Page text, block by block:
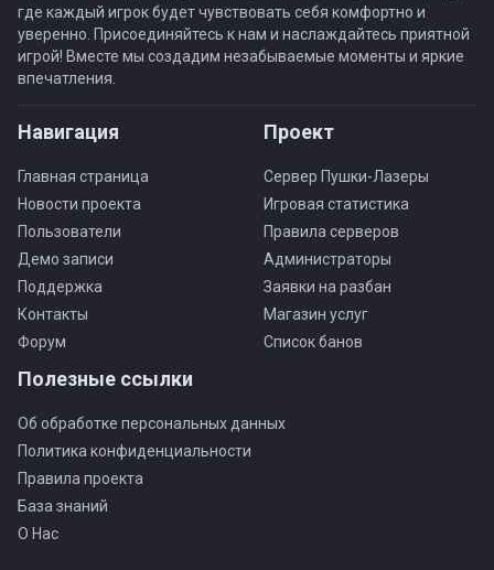
где каждый игрок будет чувствовать себя комфортно и
уверенно. Присоединяйтесь к нам и наслаждайтесь приятной
игрой! Вместе мы создадим незабываемые моменты и яркие
впечатления.
Навигация
Главная страница
Новости проекта
Пользователи
Демо записи
Поддержка
Контакты
Форум
Проект
Сервер Пушки-Лазеры
Игровая статистика
Правила серверов
Администраторы
Заявки на разбан
Магазин услуг
Список банов
Полезные ссылки
Об обработке персональных данных
Политика конфиденциальности
Правила проекта
База знаний
О Нас